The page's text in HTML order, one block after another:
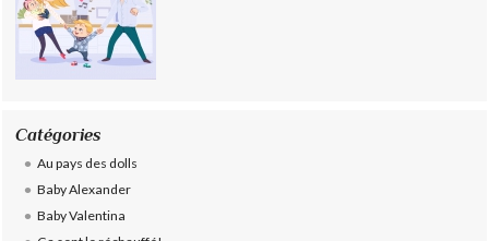
Catégories
Au pays des dolls
Baby Alexander
Baby Valentina